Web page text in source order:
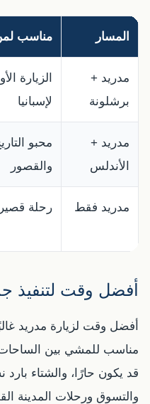
المسار مناسب
مدريد +
برشلونة
الزيارة
لإسبانيا
مدريد +
الأندلس
محبو
والقصور
مدريد فقط رحلة
أفضل وقت لتنفيذ
أفضل وقت لزيارة مدريد
مناسب للمشي بين
قد يكون حارًا، والشتاء
والتسوق ورحلات المدينة